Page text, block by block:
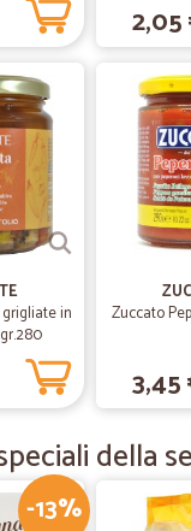
2,05
in
Zuccato
3,45
della
-13%